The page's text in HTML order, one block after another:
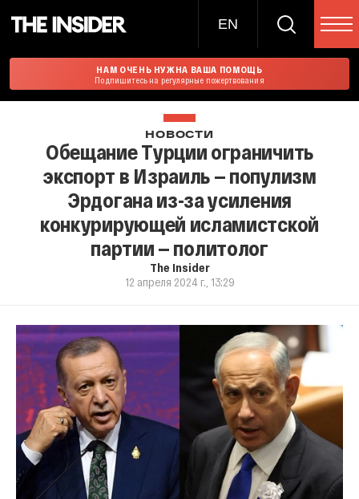
EN
НАМ ОЧЕНЬ НУЖНА ВАША ПОМОЩЬ
Подпишитесь на регулярные пожертвования
НОВОСТИ
Обещание Турции ограничить
экспорт в Израиль — популизм
Эрдогана из-за усиления
конкурирующей исламистской
партии — политолог
The Insider
12 апреля 2024 г., 13:29